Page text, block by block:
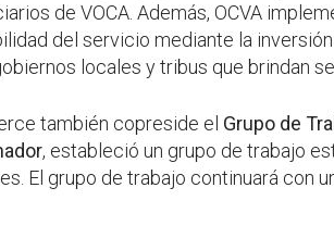
de VOCA. Además, OCVA
del servicio mediante la
locales y tribus que brindan
también copreside el Grupo de
, estableció un grupo de trabajo
El grupo de trabajo continuará con